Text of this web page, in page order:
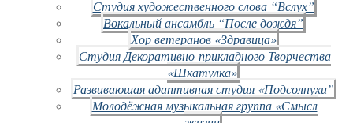
Студия художественного слова “Вслух”
Вокальный ансамбль “После дождя”
Хор ветеранов «Здравица»
Студия Декоративно-прикладного Творчества
«Шкатулка»
Развивающая адаптивная студия «Подсолнухи”
Молодёжная музыкальная группа «Смысл